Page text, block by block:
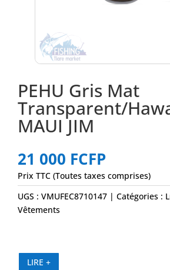
PEHU Gris Mat
Transparent/
MAUI JIM
21 000 FCFP
Prix TTC (Toutes taxes comprises)
UGS : VMUFEC8710147 Catégories :
Vêtements
LIRE +